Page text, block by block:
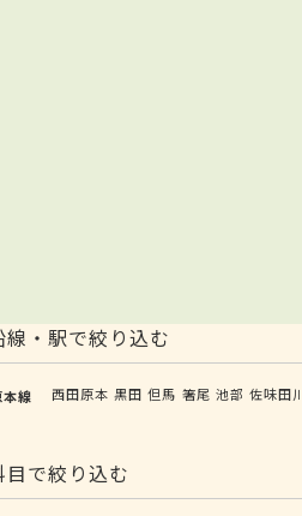
線・駅で絞り込む
線 西田原本 黒田 但馬 箸尾 池部 佐味田
目で絞り込む